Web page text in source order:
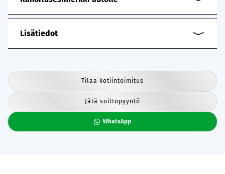
Lisätiedot
Tilaa kotiintoimitus
Jätä soittopyyntö
WhatsApp